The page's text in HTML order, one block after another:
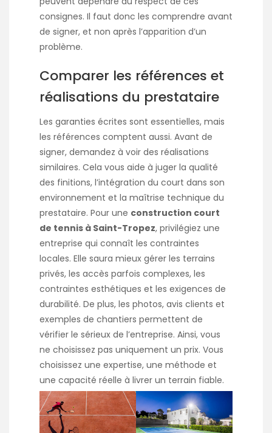
consignes. Il faut donc les comprendre avant
de signer, et non après l’apparition d’un
problème.
Comparer les références et
réalisations du prestataire
Les garanties écrites sont essentielles, mais
les références comptent aussi. Avant de
signer, demandez à voir des réalisations
similaires. Cela vous aide à juger la qualité
des finitions, l’intégration du court dans son
environnement et la maîtrise technique du
prestataire. Pour une construction court
de tennis à Saint-Tropez, privilégiez une
entreprise qui connaît les contraintes
locales. Elle saura mieux gérer les terrains
privés, les accès parfois complexes, les
contraintes esthétiques et les exigences de
durabilité. De plus, les photos, avis clients et
exemples de chantiers permettent de
vérifier le sérieux de l’entreprise. Ainsi, vous
ne choisissez pas uniquement un prix. Vous
choisissez une expertise, une méthode et
une capacité réelle à livrer un terrain fiable.